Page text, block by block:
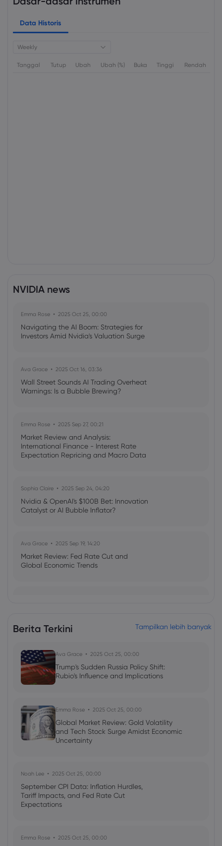
Data Historis
Weekly
Tanggal Tutup Ubah Ubah (%) Buka Tinggi Rendah
NVIDIA news
Emma Rose 2025 Oct 25, 00:00
Navigating the AI Boom: Strategies for
Investors Amid Nvidia's Valuation Surge
Ava Grace 2025 Oct 16, 03:36
Wall Street Sounds AI Trading Overheat
Warnings: Is a Bubble Brewing?
Emma Rose 2025 Sep 27, 00:21
Market Review and Analysis:
International Finance - Interest Rate
Expectation Repricing and Macro Data
Sophia Claire 2025 Sep 24, 04:20
Nvidia & OpenAI's $100B Bet: Innovation
Catalyst or AI Bubble Inflator?
Ava Grace 2025 Sep 19, 14:20
Market Review: Fed Rate Cut and
Global Economic Trends
Ava Grace 2025 Jul 03, 08:35
AI Podcast: Fresh Insights on Fed Rate
Cut Timing - News in a New Way
Berita Terkini Tampilkan lebih banyak
Ava Grace 2025 Oct 25, 00:00
Trump's Sudden Russia Policy Shift:
Rubio's Influence and Implications
Emma Rose 2025 Oct 25, 00:00
Global Market Review: Gold Volatility
and Tech Stock Surge Amidst Economic
Uncertainty
Noah Lee 2025 Oct 25, 00:00
September CPI Data: Inflation Hurdles,
Tariff Impacts, and Fed Rate Cut
Expectations
Emma Rose 2025 Oct 25, 00:00